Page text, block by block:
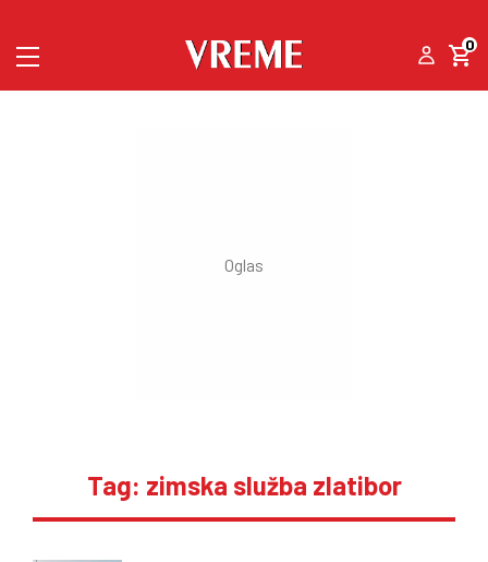
0
Tag: zimska služba zlatibor